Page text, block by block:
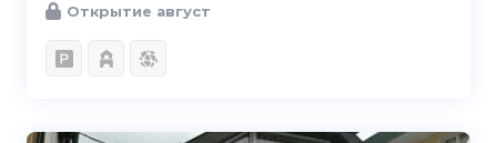
Открытие август